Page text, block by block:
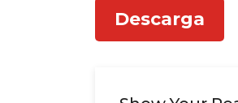
Descarga